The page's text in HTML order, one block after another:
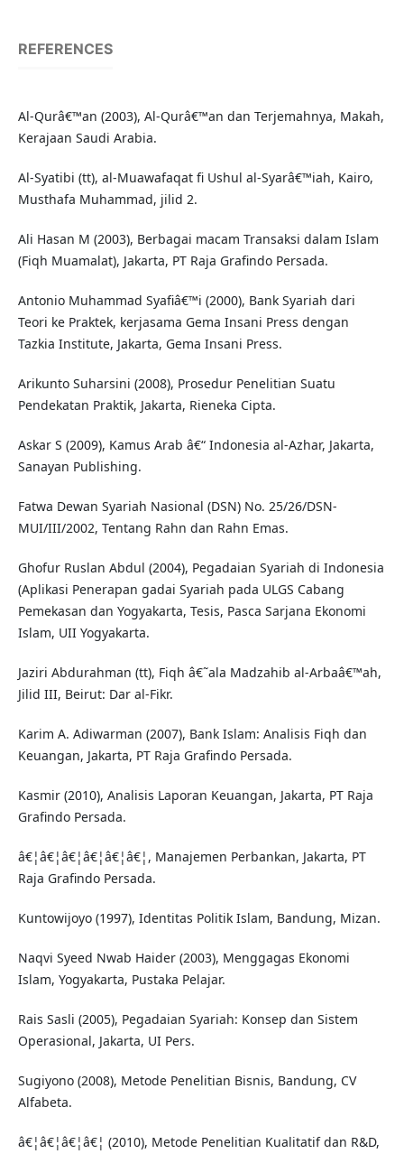
REFERENCES
Al-Qurâ€™an (2003), Al-Qurâ€™an dan Terjemahnya, Makah,
Kerajaan Saudi Arabia.
Al-Syatibi (tt), al-Muawafaqat fi Ushul al-Syarâ€™iah, Kairo,
Musthafa Muhammad, jilid 2.
Ali Hasan M (2003), Berbagai macam Transaksi dalam Islam
(Fiqh Muamalat), Jakarta, PT Raja Grafindo Persada.
Antonio Muhammad Syafiâ€™i (2000), Bank Syariah dari
Teori ke Praktek, kerjasama Gema Insani Press dengan
Tazkia Institute, Jakarta, Gema Insani Press.
Arikunto Suharsini (2008), Prosedur Penelitian Suatu
Pendekatan Praktik, Jakarta, Rieneka Cipta.
Askar S (2009), Kamus Arab â€“ Indonesia al-Azhar, Jakarta,
Sanayan Publishing.
Fatwa Dewan Syariah Nasional (DSN) No. 25/26/DSN-
MUI/III/2002, Tentang Rahn dan Rahn Emas.
Ghofur Ruslan Abdul (2004), Pegadaian Syariah di Indonesia
(Aplikasi Penerapan gadai Syariah pada ULGS Cabang
Pemekasan dan Yogyakarta, Tesis, Pasca Sarjana Ekonomi
Islam, UII Yogyakarta.
Jaziri Abdurahman (tt), Fiqh â€˜ala Madzahib al-Arbaâ€™ah,
Jilid III, Beirut: Dar al-Fikr.
Karim A. Adiwarman (2007), Bank Islam: Analisis Fiqh dan
Keuangan, Jakarta, PT Raja Grafindo Persada.
Kasmir (2010), Analisis Laporan Keuangan, Jakarta, PT Raja
Grafindo Persada.
â€¦â€¦â€¦â€¦â€¦â€¦, Manajemen Perbankan, Jakarta, PT
Raja Grafindo Persada.
Kuntowijoyo (1997), Identitas Politik Islam, Bandung, Mizan.
Naqvi Syeed Nwab Haider (2003), Menggagas Ekonomi
Islam, Yogyakarta, Pustaka Pelajar.
Rais Sasli (2005), Pegadaian Syariah: Konsep dan Sistem
Operasional, Jakarta, UI Pers.
Sugiyono (2008), Metode Penelitian Bisnis, Bandung, CV
Alfabeta.
â€¦â€¦â€¦â€¦ (2010), Metode Penelitian Kualitatif dan R&D,